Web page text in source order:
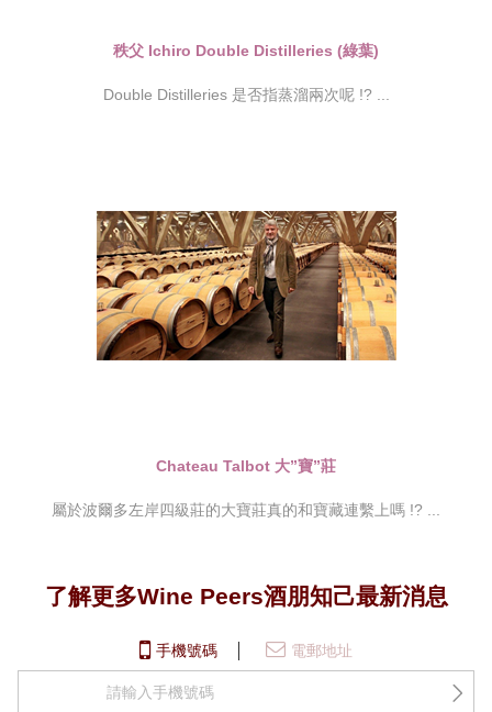
秩父 Ichiro Double Distilleries (綠葉)
Double Distilleries 是否指蒸溜兩次呢 !? ...
Chateau Talbot 大”寶”莊
屬於波爾多左岸四級莊的大寶莊真的和寶藏連繫上嗎 !? ...
了解更多Wine Peers酒朋知己最新消息
手機號碼 電郵地址